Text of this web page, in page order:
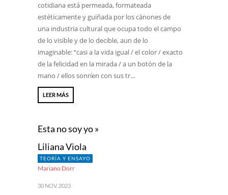
cotidiana está permeada, formateada
estéticamente y guiñada por los cánones de
una industria cultural que ocupa todo el campo
de lo visible y de lo decible, aun de lo
imaginable: “casi a la vida igual / el color / exacto
de la felicidad en la mirada / a un botón de la
mano / ellos sonríen con sus tr...
LEER MÁS
Esta no soy yo »
Liliana Viola
TEORÍA Y ENSAYO
Mariano Dorr
30 NOV, 2023